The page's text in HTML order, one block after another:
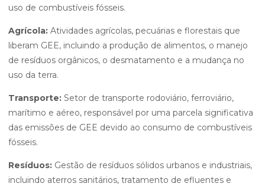
uso de combustíveis fósseis.
Agrícola: Atividades agrícolas, pecuárias e florestais que
liberam GEE, incluindo a produção de alimentos, o manejo
de resíduos orgânicos, o desmatamento e a mudança no
uso da terra.
Transporte: Setor de transporte rodoviário, ferroviário,
marítimo e aéreo, responsável por uma parcela significativa
das emissões de GEE devido ao consumo de combustíveis
fósseis.
Resíduos: Gestão de resíduos sólidos urbanos e industriais,
incluindo aterros sanitários, tratamento de efluentes e